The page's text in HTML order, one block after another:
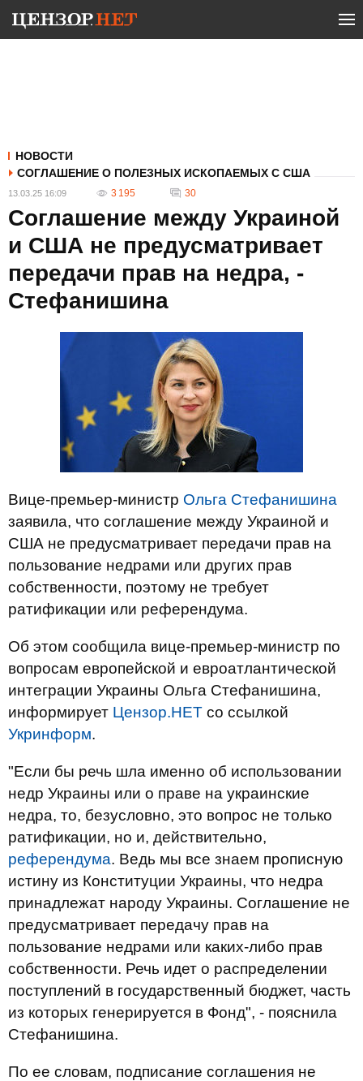
НОВОСТИ
СОГЛАШЕНИЕ О ПОЛЕЗНЫХ ИСКОПАЕМЫХ С США
13.03.25 16:09 3 195 30
Соглашение между Украиной
и США не предусматривает
передачи прав на недра, -
Стефанишина
Вице-премьер-министр Ольга Стефанишина
заявила, что соглашение между Украиной и
США не предусматривает передачи прав на
пользование недрами или других прав
собственности, поэтому не требует
ратификации или референдума.
Об этом сообщила вице-премьер-министр по
вопросам европейской и евроатлантической
интеграции Украины Ольга Стефанишина,
информирует Цензор.НЕТ со ссылкой
Укринформ.
"Если бы речь шла именно об использовании
недр Украины или о праве на украинские
недра, то, безусловно, это вопрос не только
ратификации, но и, действительно,
референдума. Ведь мы все знаем прописную
истину из Конституции Украины, что недра
принадлежат народу Украины. Соглашение не
предусматривает передачу прав на
пользование недрами или каких-либо прав
собственности. Речь идет о распределении
поступлений в государственный бюджет, часть
из которых генерируется в Фонд", - пояснила
Стефанишина.
По ее словам, подписание соглашения не